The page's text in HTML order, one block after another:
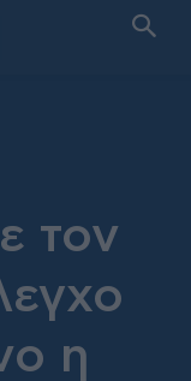
τον
η